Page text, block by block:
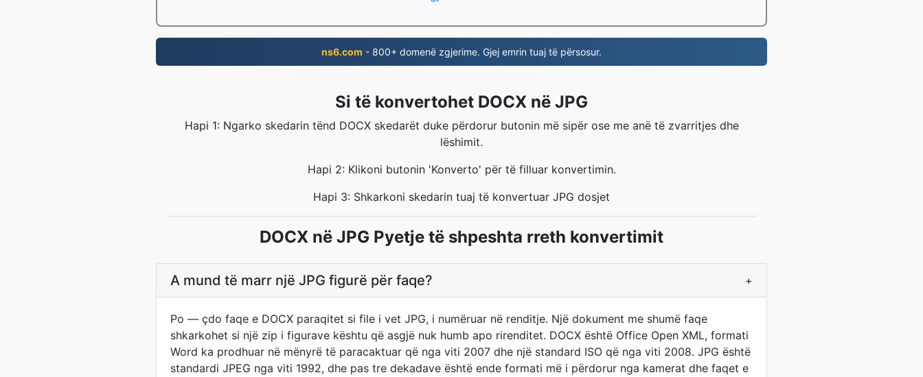
ns6.com - 800+ domenë zgjerime. Gjej emrin tuaj të përsosur.
Si të konvertohet DOCX në JPG
Hapi 1: Ngarko skedarin tënd DOCX skedarët duke përdorur butonin më sipër ose me anë të zvarritjes dhe
lëshimit.
Hapi 2: Klikoni butonin 'Konverto' për të filluar konvertimin.
Hapi 3: Shkarkoni skedarin tuaj të konvertuar JPG dosjet
DOCX në JPG Pyetje të shpeshta rreth konvertimit
A mund të marr një JPG figurë për faqe? +
Po — çdo faqe e DOCX paraqitet si file i vet JPG, i numëruar në renditje. Një dokument me shumë faqe
shkarkohet si një zip i figurave kështu që asgjë nuk humb apo rirenditet. DOCX është Office Open XML, formati
Word ka prodhuar në mënyrë të paracaktuar që nga viti 2007 dhe një standard ISO që nga viti 2008. JPG është
standardi JPEG nga viti 1992, dhe pas tre dekadave është ende formati më i përdorur nga kamerat dhe faqet e